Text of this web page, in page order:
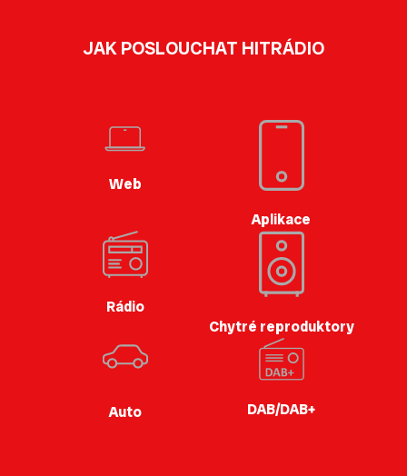
JAK POSLOUCHAT HITRÁDIO
Web
Aplikace
Rádio
Chytré reproduktory
Auto DAB/DAB+